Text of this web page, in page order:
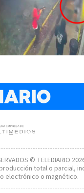
© TELEDIARIO
total o parcial,
electrónico o magnético.